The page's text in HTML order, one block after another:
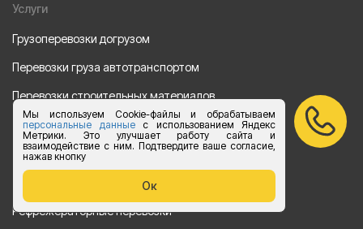
Мы используем Cookie-файлы и обрабатываем
персональные данныес использованием Яндекс
Метрики. Это улучшает работу сайта и
взаимодействие с ним. Подтвердите ваше согласие,
нажав кнопку
Ок
Услуги
Грузоперевозки догрузом
Перевозки груза автотранспортом
Перевозки строительных материалов
Перевозка оборудования
Перевозка продуктов питания
Рефрежераторные перевозки